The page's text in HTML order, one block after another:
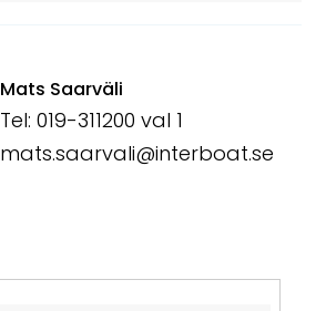
Mats Saarväli
Tel: 019-311200 val 1
mats.saarvali@interboat.se